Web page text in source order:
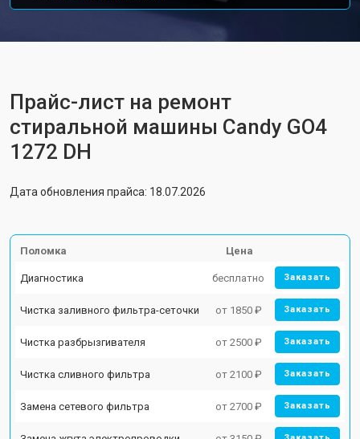
Прайс-лист на ремонт
стиральной машины Candy GO4
1272 DH
Дата обновления прайса: 18.07.2026
Поломка Цена
Диагностика бесплатно Заказать
Чистка заливного фильтра-сеточки от 1850 ₽ Заказать
Чистка разбрызгивателя от 2500 ₽ Заказать
Чистка сливного фильтра от 2100 ₽ Заказать
Замена сетевого фильтра от 2700 ₽ Заказать